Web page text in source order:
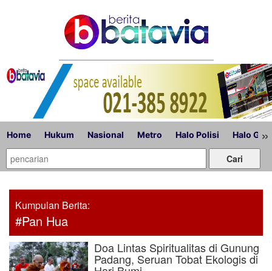
Home Hukum Nasional Metro Halo Polisi Halo »
Kumpulan Berita:
#Pan Hua
Doa Lintas Spiritualitas di Gunung
Padang, Seruan Tobat Ekologis di